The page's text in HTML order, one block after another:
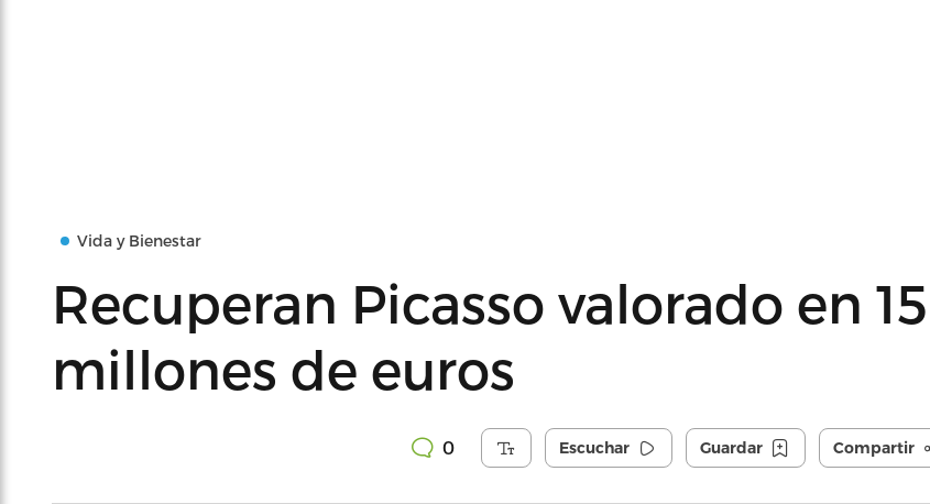
Vida y Bienestar
Recuperan Picasso valorado en 15
millones de euros
0 Escuchar Guardar Compartir